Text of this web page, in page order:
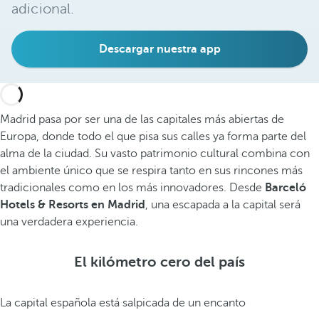
adicional.
Descargar nuestra app
Madrid pasa por ser una de las capitales más abiertas de
Europa, donde todo el que pisa sus calles ya forma parte del
alma de la ciudad. Su vasto patrimonio cultural combina con
el ambiente único que se respira tanto en sus rincones más
tradicionales como en los más innovadores. Desde Barceló
Hotels & Resorts en Madrid , una escapada a la capital será
una verdadera experiencia.
El kilómetro cero del país
La capital española está salpicada de un encanto